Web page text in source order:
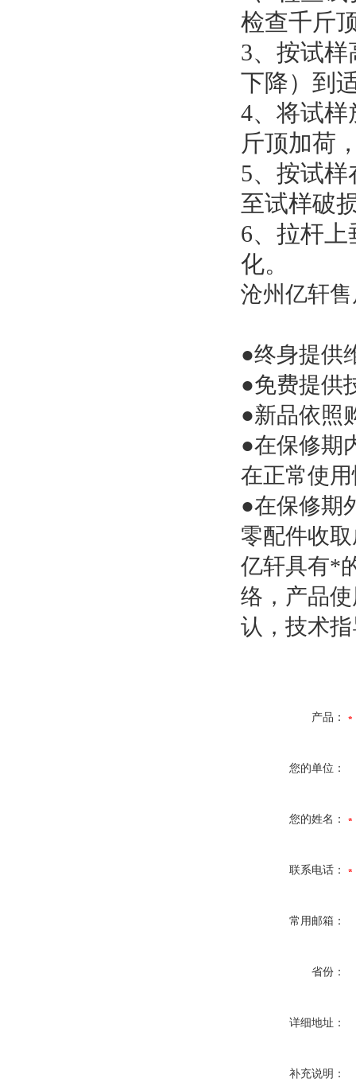
检查千斤
3、按试
下降）到
4、将试
斤顶加荷
5、按试
至试样破
6、拉杆
化。
沧州亿轩
●终身提供
●免费提供
●新品依照
●在保修期
在正常使
●在保修期
零配件收
亿轩具有*
络，产品
认，技术
产品：
您的单位：
您的姓名：
联系电话：
常用邮箱：
省份：
详细地址：
补充说明：